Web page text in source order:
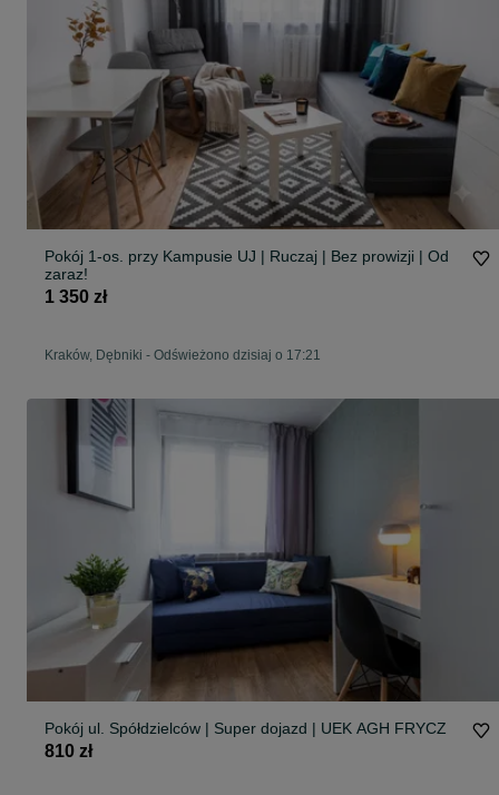
Pokój 1-os. przy Kampusie UJ | Ruczaj | Bez prowizji | Od
zaraz!
1 350 zł
Kraków, Dębniki - Odświeżono dzisiaj o 17:21
Pokój ul. Spółdzielców | Super dojazd | UEK AGH FRYCZ
810 zł